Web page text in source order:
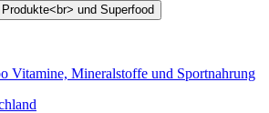
Vitamine, Mineralstoffe und Sportnahrung